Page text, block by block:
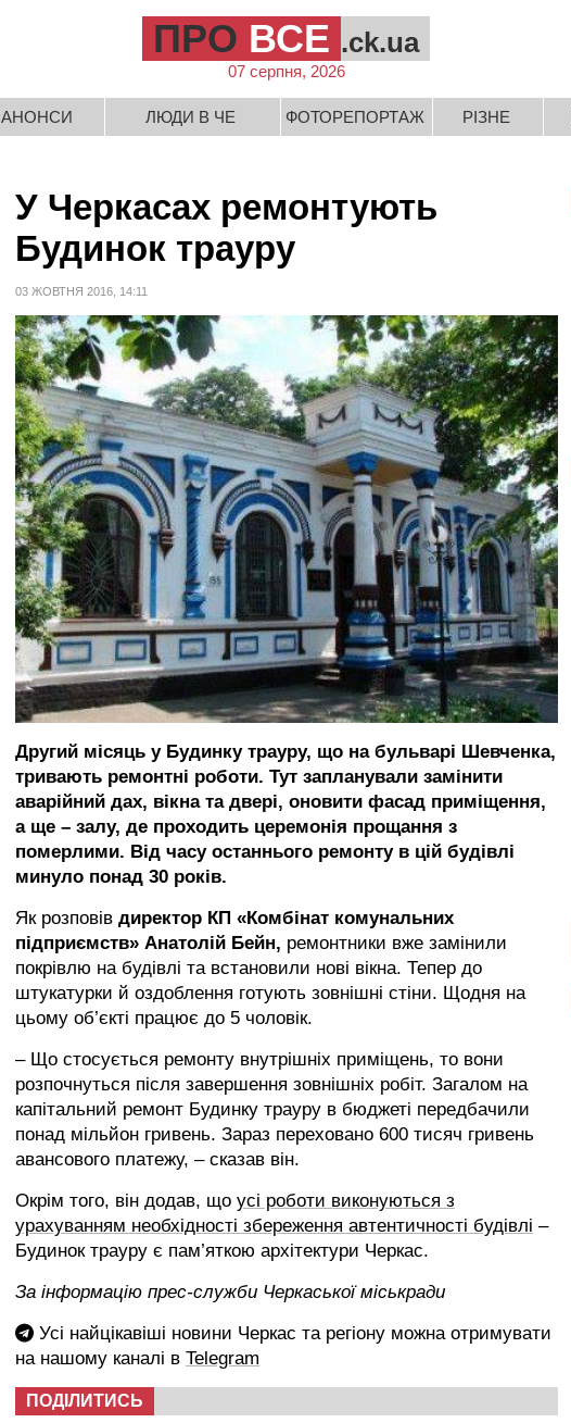
ПРО ВСЕ .ck.ua
07 серпня, 2026
АНОНСИ ЛЮДИ В ЧЕ ФОТОРЕПОРТАЖ РІЗНЕ
У Черкасах ремонтують
Будинок трауру
03 ЖОВТНЯ 2016, 14:11
Другий місяць у Будинку трауру, що на бульварі Шевченка,
тривають ремонтні роботи. Тут запланували замінити
аварійний дах, вікна та двері, оновити фасад приміщення,
а ще – залу, де проходить церемонія прощання з
померлими. Від часу останнього ремонту в цій будівлі
минуло понад 30 років.
Як розповів директор КП «Комбінат комунальних
підприємств» Анатолій Бейн, ремонтники вже замінили
покрівлю на будівлі та встановили нові вікна. Тепер до
штукатурки й оздоблення готують зовнішні стіни. Щодня на
цьому об’єкті працює до 5 чоловік.
– Що стосується ремонту внутрішніх приміщень, то вони
розпочнуться після завершення зовнішніх робіт. Загалом на
капітальний ремонт Будинку трауру в бюджеті передбачили
понад мільйон гривень. Зараз переховано 600 тисяч гривень
авансового платежу, – сказав він.
Окрім того, він додав, що усі роботи виконуються з
урахуванням необхідності збереження автентичності будівлі –
Будинок трауру є пам’яткою архітектури Черкас.
За інформацію прес-служби Черкаської міськради
Усі найцікавіші новини Черкас та регіону можна отримувати
на нашому каналі в Telegram
ПОДІЛИТИСЬ